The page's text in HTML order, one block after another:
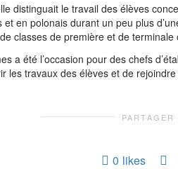
distinguait le travail des élèves
en polonais durant un peu plus
classes de première et de
a été l’occasion pour des chefs
les travaux des élèves et de
0 likes